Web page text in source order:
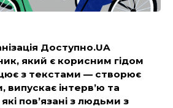
Доступно.UA
який є корисним гідом
з текстами — створює
випускає інтерв’ю та
пов’язані з людьми з